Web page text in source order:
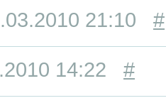
21:10 #
14:22 #